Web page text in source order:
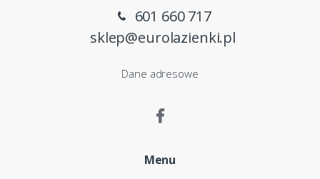
601 660 717
sklep@eurolazienki.pl
Dane adresowe
Menu